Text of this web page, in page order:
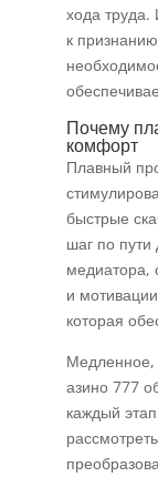
хода труда.
к
Почему
комфорт
Плавный
быстрые
шаг по
медиатора,
и
которая
Медленное,
азино 777
каждый